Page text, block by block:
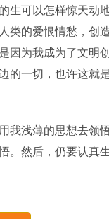
生可以怎样惊天动
类的爱恨情愁，创
因为我成为了文明
的一切，也许这就
我浅薄的思想去领
。然后，仍要认真